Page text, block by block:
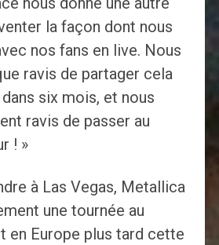
la façon dont nous
nos fans en live. Nous
ravis de partager cela
six mois, et nous
ravis de passer au
! »
à Las Vegas, Metallica
une tournée au
en Europe plus tard cette